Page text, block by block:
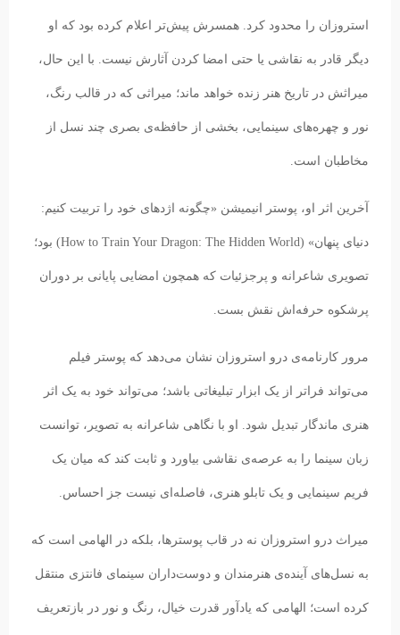
استروزان را محدود کرد. همسرش پیش‌تر اعلام کرده بود که او
دیگر قادر به نقاشی یا حتی امضا کردن آثارش نیست. با این حال،
میراثش در تاریخ هنر زنده خواهد ماند؛ میراثی که در قالب رنگ،
نور و چهره‌های سینمایی، بخشی از حافظه‌ی بصری چند نسل از
مخاطبان است.
آخرین اثر او، پوستر انیمیشن «چگونه اژدهای خود را تربیت کنیم:
دنیای پنهان» (How to Train Your Dragon: The Hidden World) بود؛
تصویری شاعرانه و پرجزئیات که همچون امضایی پایانی بر دوران
پرشکوه حرفه‌اش نقش بست.
مرور کارنامه‌ی درو استروزان نشان می‌دهد که پوستر فیلم
می‌تواند فراتر از یک ابزار تبلیغاتی باشد؛ می‌تواند خود به یک اثر
هنری ماندگار تبدیل شود. او با نگاهی شاعرانه به تصویر، توانست
زبان سینما را به عرصه‌ی نقاشی بیاورد و ثابت کند که میان یک
فریم سینمایی و یک تابلو هنری، فاصله‌ای نیست جز احساس.
میراث درو استروزان نه در قاب پوسترها، بلکه در الهامی است که
به نسل‌های آینده‌ی هنرمندان و دوست‌داران سینمای فانتزی منتقل
کرده است؛ الهامی که یادآور قدرت خیال، رنگ و نور در بازتعریف